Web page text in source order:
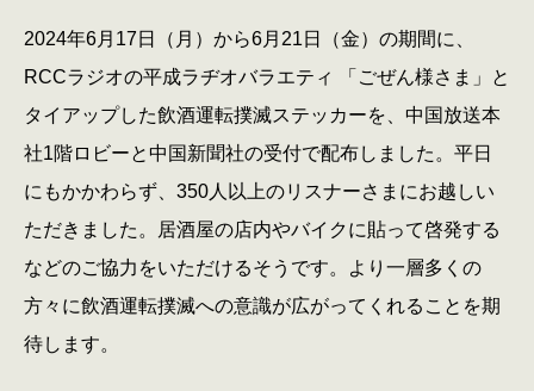
2024年6月17日（月）から6月21日（金）の期間に、
RCCラジオの平成ラヂオバラエティ 「ごぜん様さま」と
タイアップした飲酒運転撲滅ステッカーを、中国放送本
社1階ロビーと中国新聞社の受付で配布しました。平日
にもかかわらず、350人以上のリスナーさまにお越しい
ただきました。居酒屋の店内やバイクに貼って啓発する
などのご協力をいただけるそうです。より一層多くの
方々に飲酒運転撲滅への意識が広がってくれることを期
待します。